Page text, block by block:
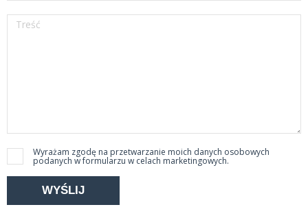
Wyrażam zgodę na przetwarzanie moich danych osobowych
podanych w formularzu w celach marketingowych.